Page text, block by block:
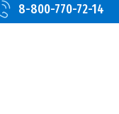
8-800-770-72-14